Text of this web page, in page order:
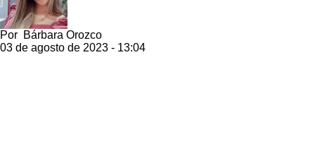
Por Bárbara Orozco
03 de agosto de 2023 - 13:04